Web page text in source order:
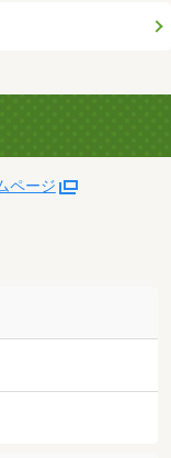
ページ